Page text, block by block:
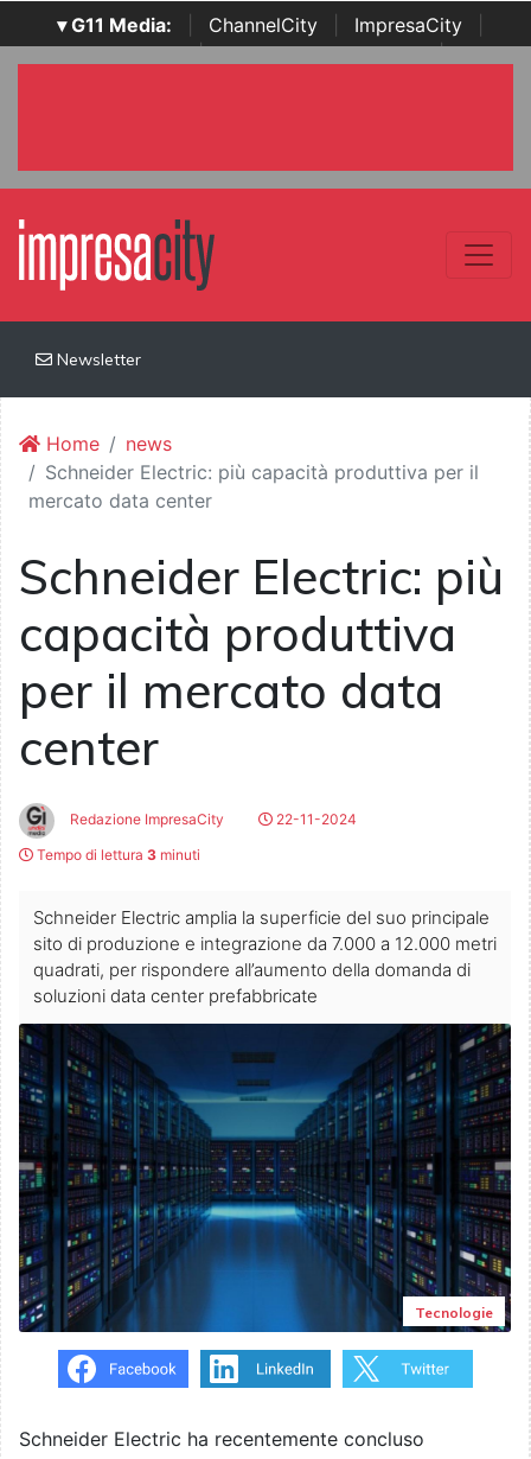
▾ G11 Media: ChannelCity ImpresaCity
SecurityOpenLab | Italian Channel Awards | Italian
Newsletter
Home
news
Schneider Electric: più capacità produttiva per il
mercato data center
Schneider Electric: più
capacità produttiva
per il mercato data
center
Redazione ImpresaCity
22-11-2024
Tempo di lettura 3 minuti
Schneider Electric amplia la superficie del suo principale
sito di produzione e integrazione da 7.000 a 12.000 metri
quadrati, per rispondere all’aumento della domanda di
soluzioni data center prefabbricate
Tecnologie
Schneider Electric ha recentemente concluso